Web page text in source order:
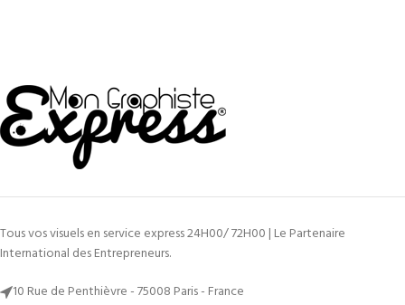
Tous vos visuels en service express 24H00/ 72H00 | Le Partenaire
International des Entrepreneurs.
10 Rue de Penthièvre - 75008 Paris - France